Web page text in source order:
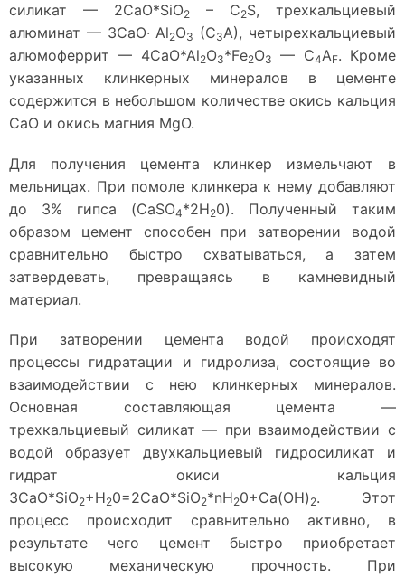
силикат — 2СаО*SiO2 – C2S, трехкальциевый
алюминат — 3СаО· Аl2О3 (С3А), четырехкальциевый
алюмоферрит — 4СаО*Аl2О3*Fе2O3 — C4AF. Кроме
указанных клинкерных минералов в цементе
содержится в небольшом количестве окись кальция
СаО и окись магния MgO.
Для получения цемента клинкер измельчают в
мельницах. При помоле клинкера к нему добавляют
до 3% гипса (CaSO4*2H20). Полученный таким
образом цемент способен при затворении водой
сравнительно быстро схватываться, а затем
затвердевать, превращаясь в камневидный
материал.
При затворении цемента водой происходят
процессы гидратации и гидролиза, состоящие во
взаимодействии с нею клинкерных минералов.
Основная составляющая цемента —
трехкальциевый силикат — при взаимодействии с
водой образует двухкальциевый гидросиликат и
гидрат окиси кальция
3СаО*SiO2+H20=2CaO*SiO2*nH20+Ca(OH) 2. Этот
процесс происходит сравнительно активно, в
результате чего цемент быстро приобретает
высокую механическую прочность. При